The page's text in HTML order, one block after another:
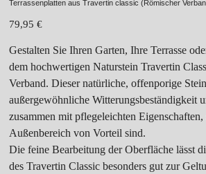
Terrassenplatten aus Travertin classic (Römischer
79,95 €
Gestalten Sie Ihren Garten, Ihre Terrasse
dem hochwertigen Naturstein Travertin
Verband. Dieser natürliche, offenporige
außergewöhnliche Witterungsbeständigkeit
zusammen mit pflegeleichten
Außenbereich von Vorteil sind.
Die feine Bearbeitung der Oberfläche lässt
des Travertin Classic besonders gut zur